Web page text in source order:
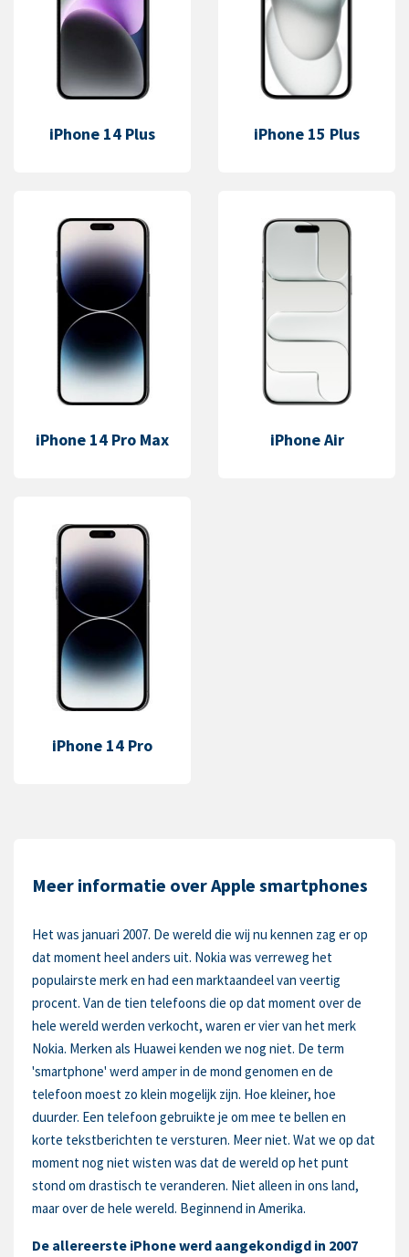
iPhone 14 Plus iPhone 15 Plus
iPhone 14 Pro Max iPhone Air
iPhone 14 Pro
Meer informatie over Apple smartphones
Het was januari 2007. De wereld die wij nu kennen zag er op
dat moment heel anders uit. Nokia was verreweg het
populairste merk en had een marktaandeel van veertig
procent. Van de tien telefoons die op dat moment over de
hele wereld werden verkocht, waren er vier van het merk
Nokia. Merken als Huawei kenden we nog niet. De term
'smartphone' werd amper in de mond genomen en de
telefoon moest zo klein mogelijk zijn. Hoe kleiner, hoe
duurder. Een telefoon gebruikte je om mee te bellen en
korte tekstberichten te versturen. Meer niet. Wat we op dat
moment nog niet wisten was dat de wereld op het punt
stond om drastisch te veranderen. Niet alleen in ons land,
maar over de hele wereld. Beginnend in Amerika.
De allereerste iPhone werd aangekondigd in 2007